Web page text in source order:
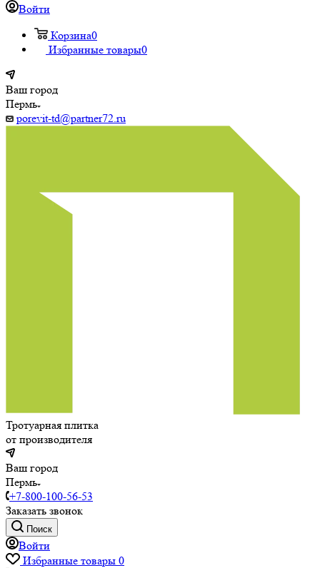
Войти
Корзина0
Избранные товары0
Ваш город
Пермь
porevit-td@partner72.ru
Тротуарная плитка
от производителя
Ваш город
Пермь
+7-800-100-56-53
Заказать звонок
Поиск
Войти
Избранные товары 0